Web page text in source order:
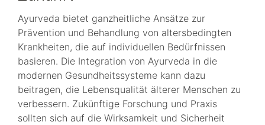
Ayurveda bietet ganzheitliche Ansätze zur
Prävention und Behandlung von altersbedingten
Krankheiten, die auf individuellen Bedürfnissen
basieren. Die Integration von Ayurveda in die
modernen Gesundheitssysteme kann dazu
beitragen, die Lebensqualität älterer Menschen zu
verbessern. Zukünftige Forschung und Praxis
sollten sich auf die Wirksamkeit und Sicherheit